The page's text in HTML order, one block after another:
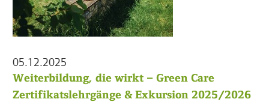
05.12.2025
Weiterbildung, die wirkt – Green Care
Zertifikatslehrgänge & Exkursion 2025/2026